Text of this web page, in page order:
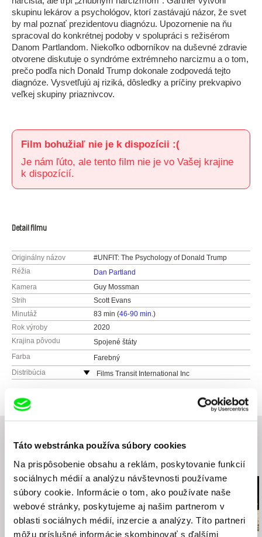
Táto webstránka používa súbory cookies
Na prispôsobenie obsahu a reklám, poskytovanie funkcií
sociálnych médií a analýzu návštevnosti používame
súbory cookie. Informácie o tom, ako používate naše
webové stránky, poskytujeme aj našim partnerom v
oblasti sociálnych médií, inzercie a analýzy. Títo partneri
môžu príslušné informácie skombinovať s ďalšími
skupinu lekárov a psychológov, ktorí zastávajú názor, že svet
by mal poznať prezidentovu diagnózu. Upozornenie na ňu
spracoval do konkrétnej podoby v spolupráci s režisérom
Danom Partlandom. Niekoľko odborníkov na duševné zdravie
otvorene diskutuje o syndróme extrémneho narcizmu a o tom,
prečo podľa nich Donald Trump dokonale zodpovedá tejto
diagnóze. Vysvetľujú aj riziká, dôsledky a príčiny prekvapivo
veľkej skupiny priaznivcov.
Film bohužiaľ nie je k dispozícii :(
Je nám ľúto, ale tento film nie je vo Vašej krajine
k dispozícií.
Detail filmu
Originálny názov
#UNFIT: The Psychology of Donald Trump
Réžia
Dan Partland
Kamera
Guy Mossman
Strih
Scott Evans
Minutáž
83 min (46-90 min.)
Rok výroby
2020
Krajina pôvodu
Spojené štáty
Farba
Farebný
Distribúcia
Films Transit International Inc
Súvisiace filmy (20)